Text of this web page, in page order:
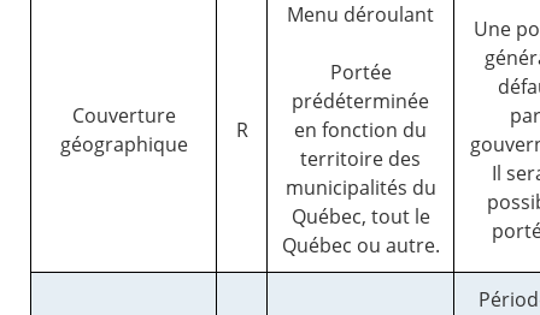
Couverture
géographique
R
Menu déroulant
Portée
prédéterminée
en fonction du
territoire des
municipalités du
Québec, tout le
Québec ou autre.
Une
Il